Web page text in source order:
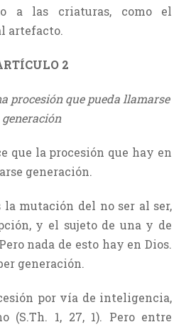
a las criaturas, como el
artefacto.
2
procesión que pueda llamarse
generación
que la procesión que hay en
generación.
la mutación del no ser al ser,
y el sujeto de una y de
nada de esto hay en Dios.
generación.
por vía de inteligencia,
(S.Th. 1, 27, 1). Pero entre